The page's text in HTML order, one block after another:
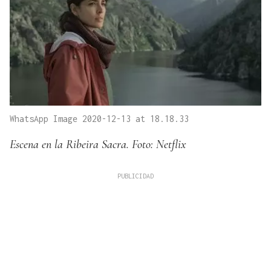
WhatsApp Image 2020-12-13 at 18.18.33
Escena en la Ribeira Sacra. Foto: Netflix